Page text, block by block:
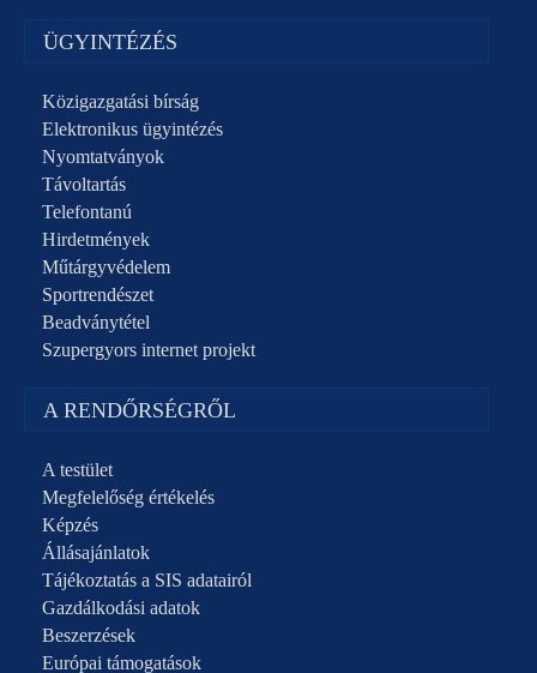
ÜGYINTÉZÉS
Közigazgatási bírság
Elektronikus ügyintézés
Nyomtatványok
Távoltartás
Telefontanú
Hirdetmények
Műtárgyvédelem
Sportrendészet
Beadványtétel
Szupergyors internet projekt
A RENDŐRSÉGRŐL
A testület
Megfelelőség értékelés
Képzés
Állásajánlatok
Tájékoztatás a SIS adatairól
Gazdálkodási adatok
Beszerzések
Európai támogatások